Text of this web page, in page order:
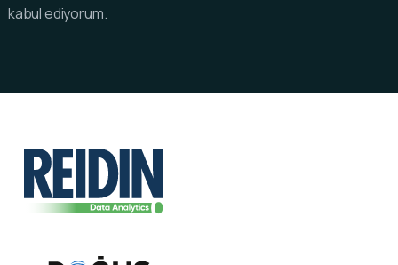
kabul ediyorum.